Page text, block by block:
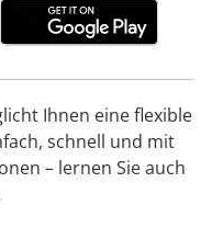
Ihnen eine flexible
schnell und mit
– lernen Sie auch